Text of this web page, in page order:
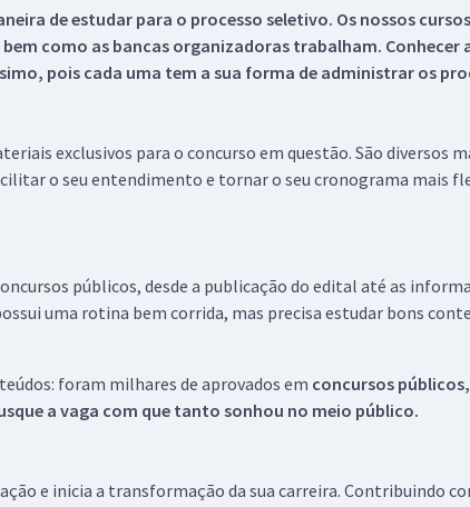
de estudar para o processo seletivo. Os nossos
como as bancas organizadoras trabalham.
pois cada uma tem a sua forma de administrar os
exclusivos para o concurso em questão. São
o seu entendimento e tornar o seu cronograma mais
públicos, desde a publicação do edital até as
uma rotina bem corrida, mas precisa estudar bons
foram milhares de aprovados em concursos
a vaga com que tanto sonhou no meio público.
e inicia a transformação da sua carreira. Contribuindo